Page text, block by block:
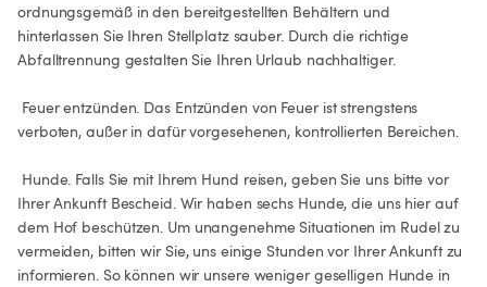
ordnungsgemäß in den bereitgestellten Behältern und
hinterlassen Sie Ihren Stellplatz sauber. Durch die richtige
Abfalltrennung gestalten Sie Ihren Urlaub nachhaltiger.
verboten, außer in dafür vorgesehenen, kontrollierten Bereichen.
Ihrer Ankunft Bescheid. Wir haben sechs Hunde, die uns hier auf
dem Hof beschützen. Um unangenehme Situationen im Rudel zu
vermeiden, bitten wir Sie, uns einige Stunden vor Ihrer Ankunft zu
informieren. So können wir unsere weniger geselligen Hunde in